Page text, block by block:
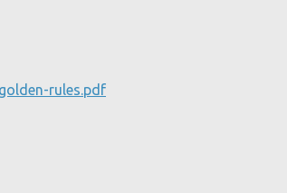
rules.pdf